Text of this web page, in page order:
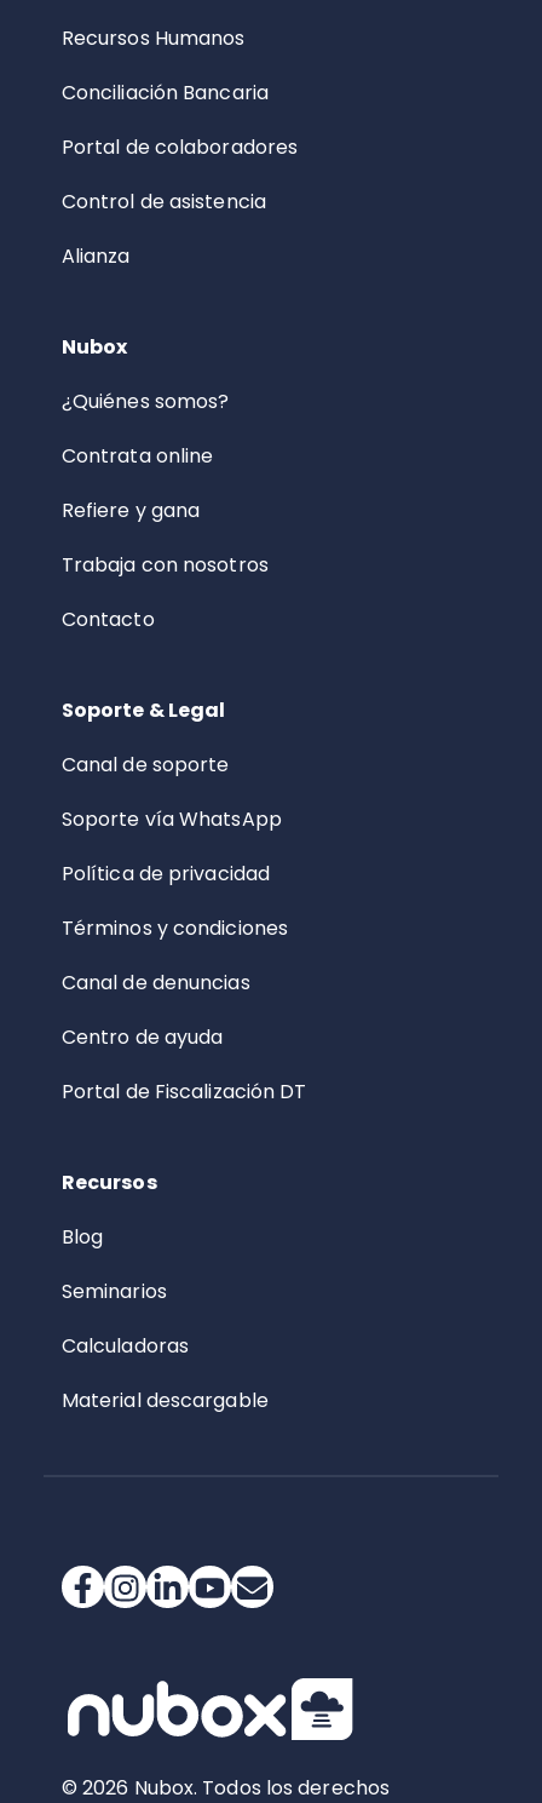
Recursos Humanos
Conciliación Bancaria
Portal de colaboradores
Control de asistencia
Alianza
Nubox
¿Quiénes somos?
Contrata online
Refiere y gana
Trabaja con nosotros
Contacto
Soporte & Legal
Canal de soporte
Soporte vía WhatsApp
Política de privacidad
Términos y condiciones
Canal de denuncias
Centro de ayuda
Portal de Fiscalización DT
Recursos
Blog
Seminarios
Calculadoras
Material descargable
© 2026 Nubox. Todos los derechos